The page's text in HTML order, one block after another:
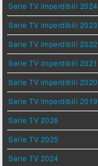
Serie TV imperdibili 2024
Serie TV imperdibili 2023
Serie TV imperdibili 2022
Serie TV imperdibili 2021
Serie TV imperdibili 2020
Serie TV imperdibili 2019
Serie TV 2026
Serie TV 2025
Serie TV 2024